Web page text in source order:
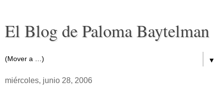
El Blog de Paloma Baytelman
▼
miércoles, junio 28, 2006